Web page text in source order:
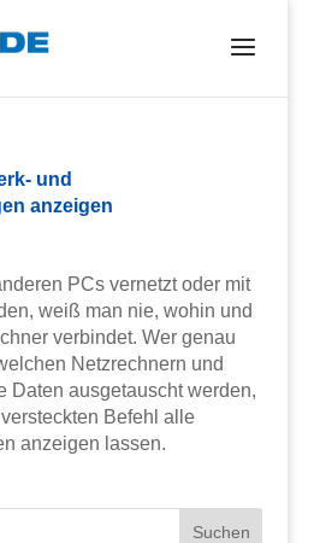
und
anzeigen
PCs vernetzt oder mit
weiß man nie, wohin und
verbindet. Wer genau
Netzrechnern und
Daten ausgetauscht werden,
Befehl alle
anzeigen lassen.